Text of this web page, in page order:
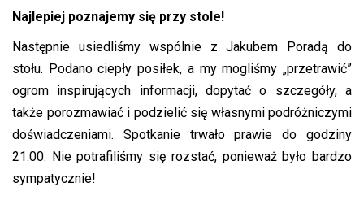
Najlepiej poznajemy się przy stole!
Następnie usiedliśmy wspólnie z Jakubem Poradą do
stołu. Podano ciepły posiłek, a my mogliśmy „przetrawić”
ogrom inspirujących informacji, dopytać o szczegóły, a
także porozmawiać i podzielić się własnymi podróżniczymi
doświadczeniami. Spotkanie trwało prawie do godziny
21:00. Nie potrafiliśmy się rozstać, ponieważ było bardzo
sympatycznie!